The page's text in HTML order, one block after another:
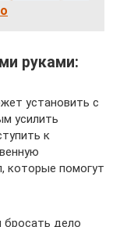
руками:
установить с
усилить
к
которые помогут
бросать дело